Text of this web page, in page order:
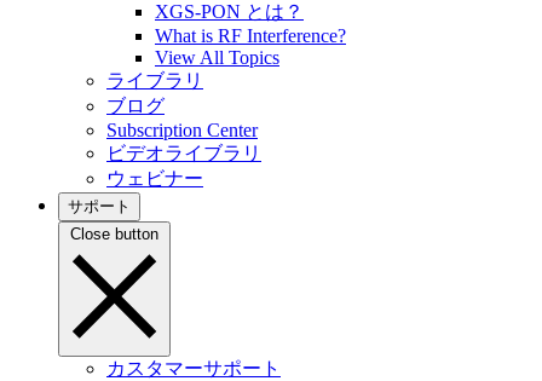
XGS-PON とは？
What is RF Interference?
View All Topics
ライブラリ
ブログ
Subscription Center
ビデオライブラリ
ウェビナー
サポート
Close button
カスタマーサポート